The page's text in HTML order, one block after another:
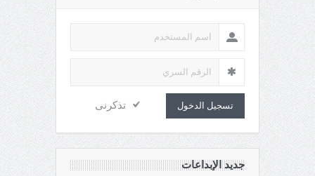
تسجيل الدخول تذكرنى
جديد الإبداعات